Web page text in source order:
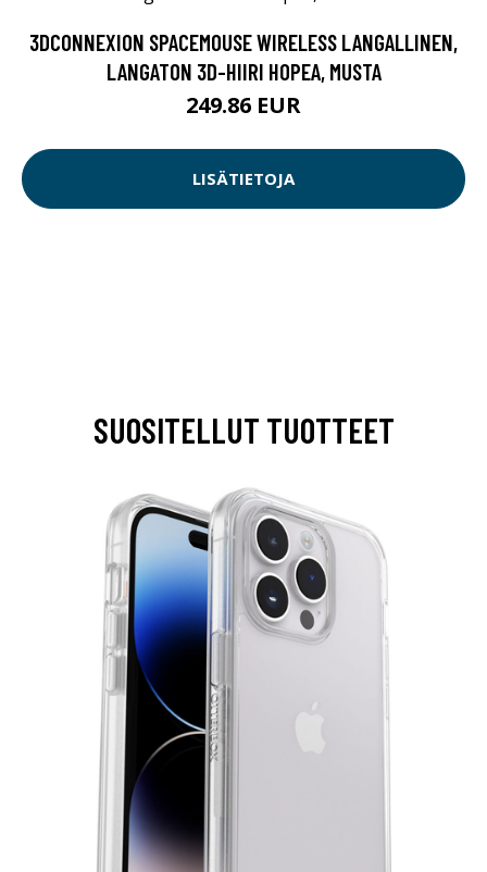
3DCONNEXION SPACEMOUSE WIRELESS LANGALLINEN,
LANGATON 3D-HIIRI HOPEA, MUSTA
249.86 EUR
LISÄTIETOJA
SUOSITELLUT TUOTTEET